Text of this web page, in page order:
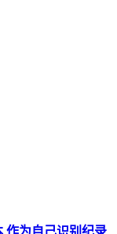
作为自己识别纪录